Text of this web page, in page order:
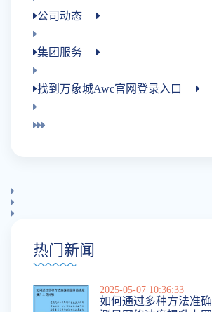
公司动态
集团服务
找到万象城awc官网登录入口
热门新闻
2025-05-07 10:36:33
如何通过多种方法准确